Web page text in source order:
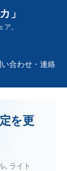
」
。
い合わせ・連絡
を更
, ライト